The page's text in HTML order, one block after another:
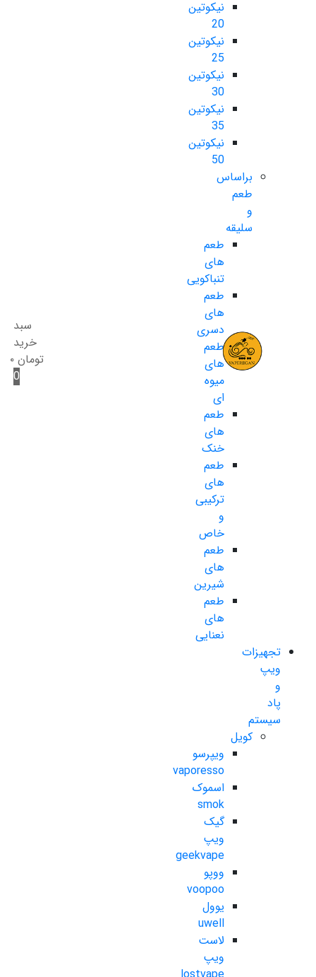
نیکوتین
20
نیکوتین
25
نیکوتین
30
نیکوتین
35
نیکوتین
50
براساس
طعم
و
سلیقه
طعم
های
تنباکویی
طعم
های
دسری
طعم
های
میوه
ای
طعم
های
خنک
طعم
های
ترکیبی
و
خاص
طعم
های
شیرین
طعم
های
نعنایی
تجهیزات
ویپ
و
پاد
سیستم
کویل
ویپرسو
vaporesso
اسموک
smok
گیک
ویپ
geekvape
ووپو
voopoo
یوول
uwell
لاست
ویپ
سبد
خرید
تومان ۰
0